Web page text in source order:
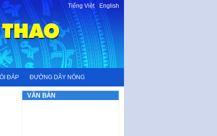
Tiếng Việt-English
ĐÁP ĐƯỜNG DÂY NÓNG
VĂN BẢN